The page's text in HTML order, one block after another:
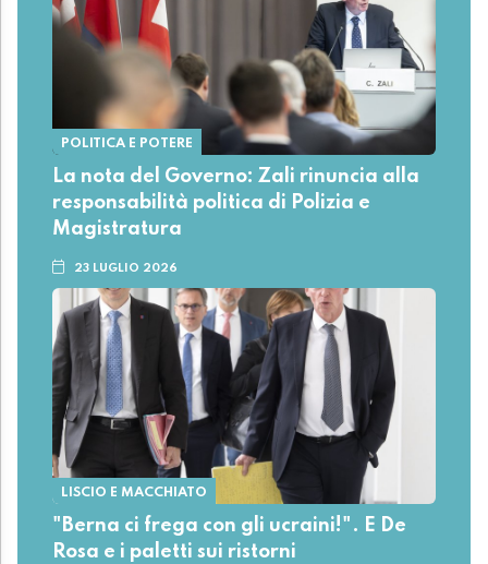
POLITICA E POTERE
La nota del Governo: Zali rinuncia alla
responsabilità politica di Polizia e
Magistratura
23 LUGLIO 2026
LISCIO E MACCHIATO
"Berna ci frega con gli ucraini!". E De
Rosa e i paletti sui ristorni